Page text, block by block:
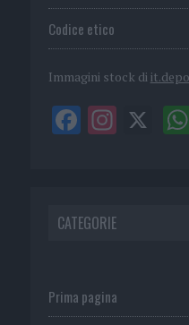
Codice etico
Immagini stock di
CATEGORIE
Prima pagina